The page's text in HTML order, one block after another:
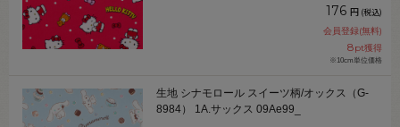
176 円 (税込)
会員登録(無料)
8pt獲得
※10cm単位価格
生地 シナモロール スイーツ柄/オックス（G-
8984） 1A.サックス 09Ae99_